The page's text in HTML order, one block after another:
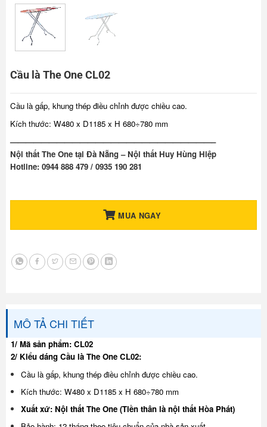
Cầu là The One CL02
Cầu là gấp, khung thép điều chỉnh được chiều cao.
Kích thước: W480 x D1185 x H 680÷780 mm
——————————————————————————–
Nội thất The One tại Đà Nẵng – Nội thất Huy Hùng Hiệp
Hotline: 0944 888 479 / 0935 190 281
MUA NGAY
MÔ TẢ CHI TIẾT
1/ Mã sản phẩm: CL02
2/ Kiểu dáng Cầu là The One CL02:
Cầu là gấp, khung thép điều chỉnh được chiều cao.
Kích thước: W480 x D1185 x H 680÷780 mm
Xuất xứ: Nội thất The One (Tiền thân là nội thất Hòa Phát)